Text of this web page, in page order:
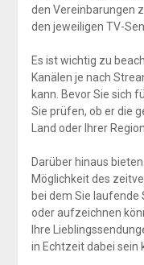
den Vereinbarungen
den jeweiligen TV-
Es ist wichtig zu
Kanälen je nach
kann. Bevor Sie sich
Sie prüfen, ob er die
Land oder Ihrer
Darüber hinaus
Möglichkeit des
bei dem Sie laufende
oder aufzeichnen
Ihre
in Echtzeit dabei sein